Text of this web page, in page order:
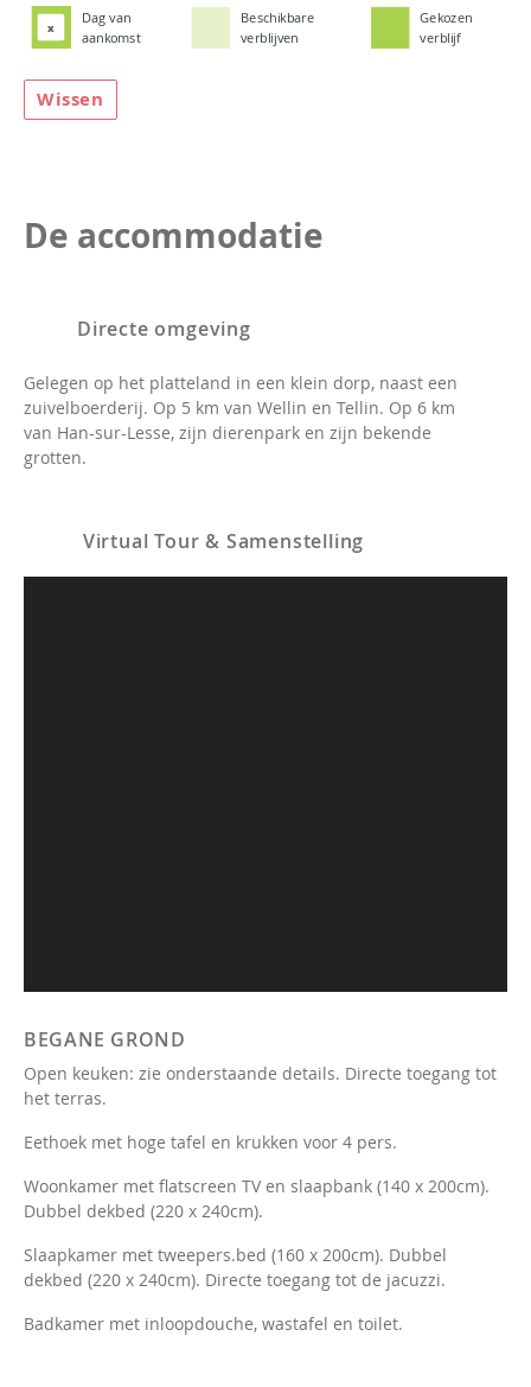
x
Dag van
aankomst
Beschikbare
verblijven
Gekozen
verblijf
Wissen
De accommodatie
Directe omgeving
Gelegen op het platteland in een klein dorp, naast een
zuivelboerderij. Op 5 km van Wellin en Tellin. Op 6 km
van Han-sur-Lesse, zijn dierenpark en zijn bekende
grotten.
Virtual Tour & Samenstelling
BEGANE GROND
Open keuken: zie onderstaande details. Directe toegang tot
het terras.
Eethoek met hoge tafel en krukken voor 4 pers.
Woonkamer met flatscreen TV en slaapbank (140 x 200cm).
Dubbel dekbed (220 x 240cm).
Slaapkamer met tweepers.bed (160 x 200cm). Dubbel
dekbed (220 x 240cm). Directe toegang tot de jacuzzi.
Badkamer met inloopdouche, wastafel en toilet.